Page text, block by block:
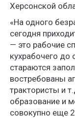
Херсонской
«На одного
сегодня
— это рабочие
кухрабочего до
стараются
востребованы
трактористы и
образование и
совокупно еще